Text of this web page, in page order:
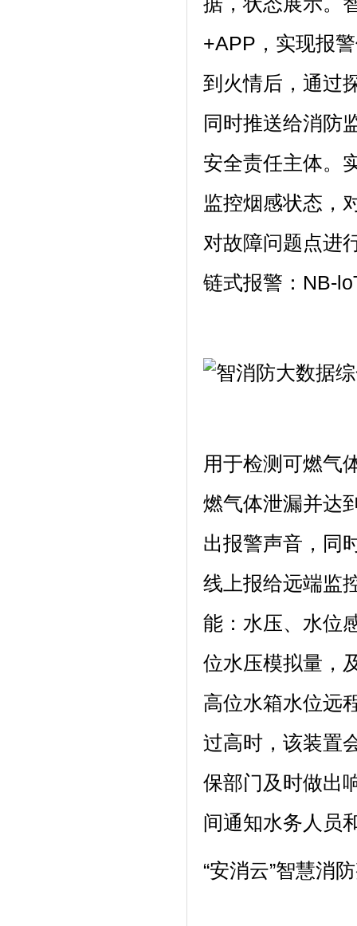
+APP，实现报
到火情后，通过
同时推送给消防
安全责任主体。
监控烟感状态，
对故障问题点进
链式报警：NB-
用于检测可燃气
燃气体泄漏并达
出报警声音，同
线上报给远端监
能：水压、水位
位水压模拟量，
高位水箱水位远
过高时，该装置
保部门及时做出
间通知水务人员
“安消云”智慧消